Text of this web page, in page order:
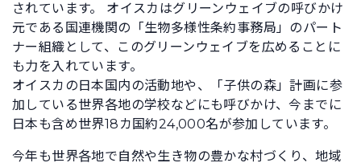
されています。 オイスカはグリーンウェイブの呼びかけ
元である国連機関の「生物多様性条約事務局」のパート
ナー組織として、このグリーンウェイブを広めることに
も力を入れています。
オイスカの日本国内の活動地や、「子供の森」計画に参
加している世界各地の学校などにも呼びかけ、今までに
日本も含め世界18カ国約24,000名が参加しています。
今年も世界各地で自然や生き物の豊かな村づくり、地域